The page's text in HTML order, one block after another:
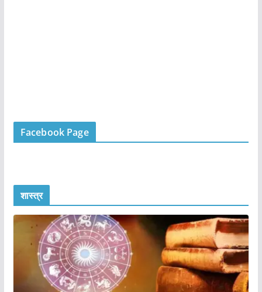
Facebook Page
शास्त्र